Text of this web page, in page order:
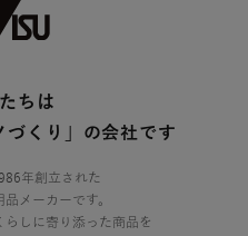
ちは
づくり」の会社です
年創立された
メーカーです。
しに寄り添った商品を